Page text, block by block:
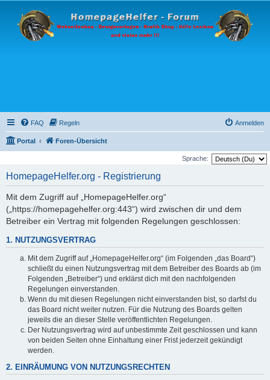
FAQ Regeln Anmelden
Portal Foren-Übersicht
Sprache:
HomepageHelfer.org - Registrierung
Mit dem Zugriff auf „HomepageHelfer.org“
(„https://homepagehelfer.org:443“) wird zwischen dir und dem
Betreiber ein Vertrag mit folgenden Regelungen geschlossen:
1. NUTZUNGSVERTRAG
Mit dem Zugriff auf „HomepageHelfer.org“ (im Folgenden „das Board“)
schließt du einen Nutzungsvertrag mit dem Betreiber des Boards ab (im
Folgenden „Betreiber“) und erklärst dich mit den nachfolgenden
Regelungen einverstanden.
Wenn du mit diesen Regelungen nicht einverstanden bist, so darfst du
das Board nicht weiter nutzen. Für die Nutzung des Boards gelten
jeweils die an dieser Stelle veröffentlichten Regelungen.
Der Nutzungsvertrag wird auf unbestimmte Zeit geschlossen und kann
von beiden Seiten ohne Einhaltung einer Frist jederzeit gekündigt
werden.
2. EINRÄUMUNG VON NUTZUNGSRECHTEN